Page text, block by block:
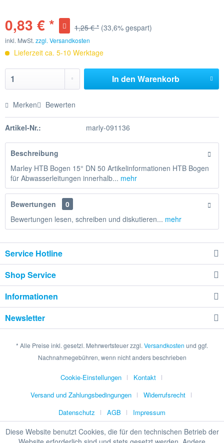
0,83 € * 1,25 € * (33,6% gespart)
inkl. MwSt. zzgl. Versandkosten
Lieferzeit ca. 5-10 Werktage
In den Warenkorb
Merken Bewerten
Artikel-Nr.: marly-091136
Beschreibung
Marley HTB Bogen 15° DN 50 Artikelinformationen HTB Bogen
für Abwasserleitungen innerhalb... mehr
Bewertungen
0
Bewertungen lesen, schreiben und diskutieren... mehr
Service Hotline
Shop Service
Informationen
Newsletter
* Alle Preise inkl. gesetzl. Mehrwertsteuer zzgl. Versandkosten und ggf.
Nachnahmegebühren, wenn nicht anders beschrieben
Cookie-Einstellungen
Kontakt
Versand und Zahlungsbedingungen
Widerrufsrecht
Datenschutz
AGB Impressum
Diese Website benutzt Cookies, die für den technischen Betrieb der